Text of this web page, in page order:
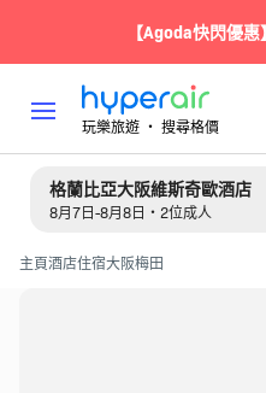
【Agoda快閃優
玩樂旅遊 ‧ 搜尋格價
格蘭比亞大阪維斯奇歐酒店
8月7日-8月8日・2位成人
主頁酒店住宿大阪梅田